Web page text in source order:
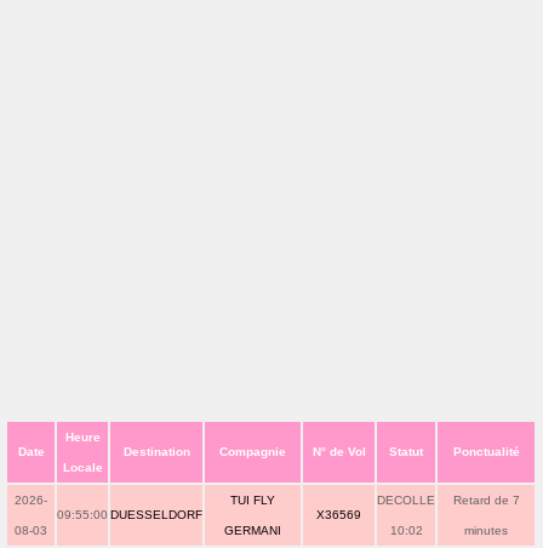
Date
Heure
Locale
Destination Compagnie N° de Vol Statut Ponctualité
2026-
08-03
09:55:00 DUESSELDORF
TUI FLY
GERMANI
X36569
DECOLLE
10:02
Retard de 7
minutes